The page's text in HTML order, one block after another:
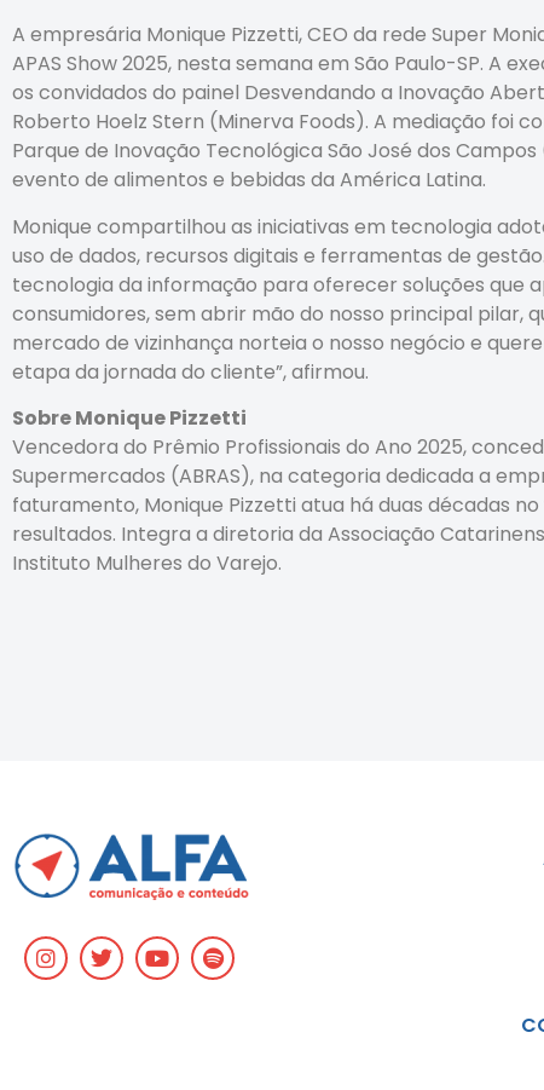
A empresária Monique Pizzetti, CEO da rede Super
APAS Show 2025, nesta semana em São Paulo-SP. A
os convidados do painel Desvendando a Inovação
Roberto Hoelz Stern (Minerva Foods). A mediação foi
Parque de Inovação Tecnológica São José dos
evento de alimentos e bebidas da América Latina.
Monique compartilhou as iniciativas em tecnologia
uso de dados, recursos digitais e ferramentas de
tecnologia da informação para oferecer soluções que
consumidores, sem abrir mão do nosso principal pilar,
mercado de vizinhança norteia o nosso negócio e
etapa da jornada do cliente”, afirmou.
Sobre Monique Pizzetti
Vencedora do Prêmio Profissionais do Ano 2025,
Supermercados (ABRAS), na categoria dedicada a
faturamento, Monique Pizzetti atua há duas décadas
resultados. Integra a diretoria da Associação
Instituto Mulheres do Varejo.